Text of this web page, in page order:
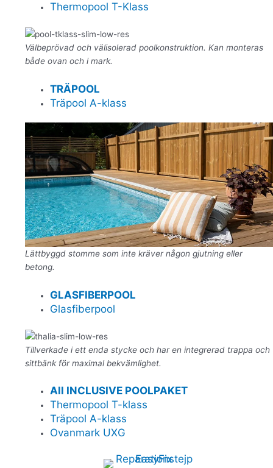
Thermopool T-Klass
Välbeprövad och välisolerad poolkonstruktion. Kan monteras
både ovan och i mark.
TRÄPOOL
Träpool A-klass
Lättbyggd stomme som inte kräver någon gjutning eller
betong.
GLASFIBERPOOL
Glasfiberpool
Tillverkade i ett enda stycke och har en integrerad trappa och
sittbänk för maximal bekvämlighet.
All INCLUSIVE POOLPAKET
Thermopool T-klass
Träpool A-klass
Ovanmark UXG